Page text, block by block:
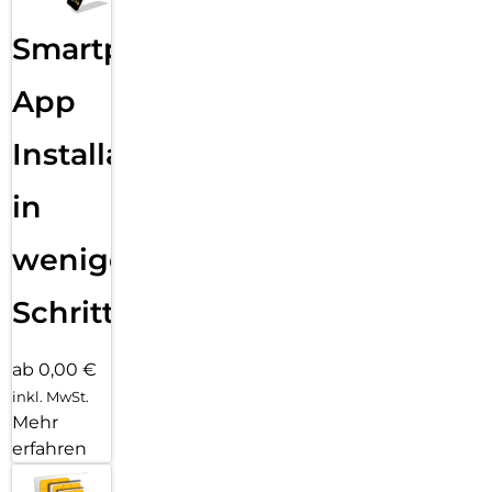
Smartphone
App
Installation
in
wenigen
Schritten
ab 0,00 €
inkl. MwSt.
Mehr
erfahren